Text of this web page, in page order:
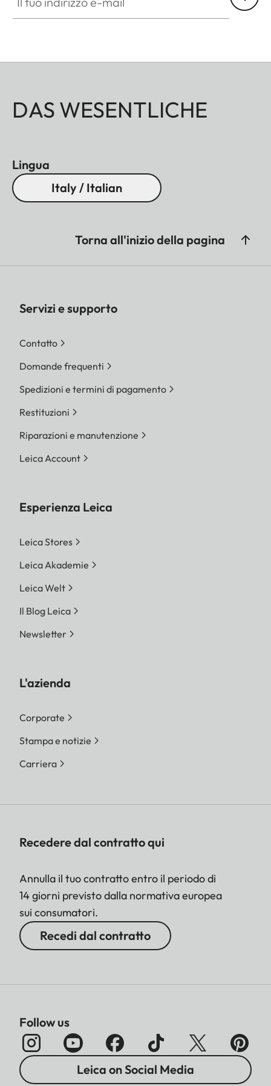
in gomma antisdrucciolo e antiurto, è ideale per
stringenti.
DAS WESENTLICHE
Lingua
Italy / Italian
Torna all'inizio della pagina
Servizi e supporto
Contatto
Domande frequenti
Spedizioni e termini di pagamento
Restituzioni
Riparazioni e manutenzione
Leica Account
Esperienza Leica
Leica Stores
Leica Akademie
Leica Welt
Il Blog Leica
Newsletter
L'azienda
Corporate
Stampa e notizie
Carriera
Recedere dal contratto qui
Annulla il tuo contratto entro il periodo di
14 giorni previsto dalla normativa europea
sui consumatori.
Recedi dal contratto
Follow us
Leica on Social Media